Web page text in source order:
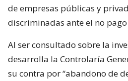
de empresas públicas y
discriminadas ante el no
Al ser consultado sobre la
desarrolla la Controlaría
su contra por “abandono de